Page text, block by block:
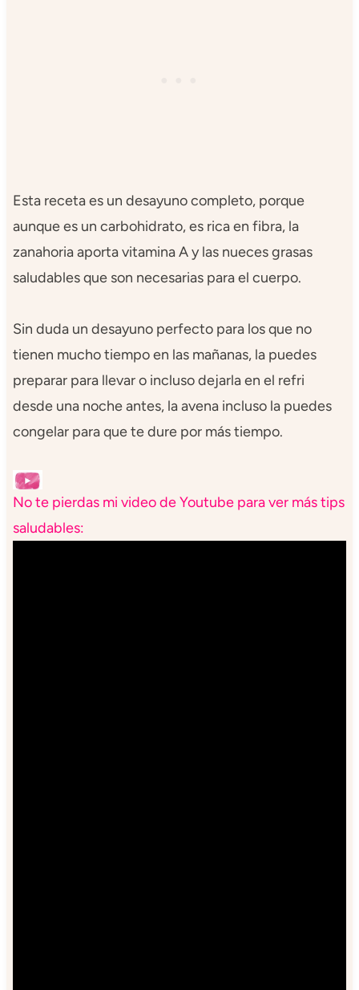
Esta receta es un desayuno completo, porque
aunque es un carbohidrato, es rica en fibra, la
zanahoria aporta vitamina A y las nueces grasas
saludables que son necesarias para el cuerpo.
Sin duda un desayuno perfecto para los que no
tienen mucho tiempo en las mañanas, la puedes
preparar para llevar o incluso dejarla en el refri
desde una noche antes, la avena incluso la puedes
congelar para que te dure por más tiempo.
No te pierdas mi video de Youtube para ver más tips
saludables: